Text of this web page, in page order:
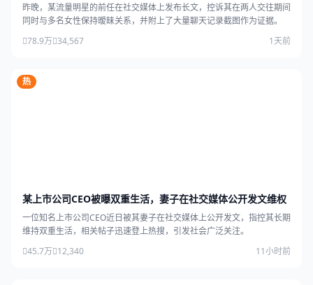
昨晚，某流量明星的前任在社交媒体上发布长文，控诉其在两人交往期间
同时与多名女性保持暧昧关系，并附上了大量聊天记录截图作为证据。
78.9万 34,567 1天前
热
某上市公司CEO被曝双重生活，妻子在社交媒体公开发文维权
一位知名上市公司CEO近日被其妻子在社交媒体上公开发文，指控其长期
维持双重生活，相关帖子迅速登上热搜，引发社会广泛关注。
45.7万 12,340 11小时前